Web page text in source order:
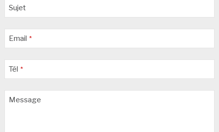
Sujet
Email *
Tél *
Message